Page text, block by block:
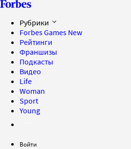
Рубрики
Forbes Games New
Рейтинги
Франшизы
Подкасты
Видео
Life
Woman
Sport
Young
Войти